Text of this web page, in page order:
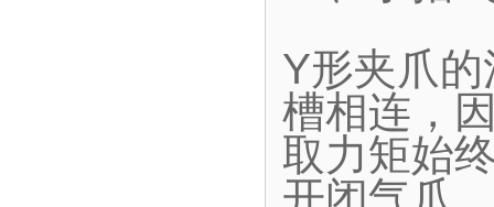
Y形夹爪
槽相连，
取力矩始
开闭气爪